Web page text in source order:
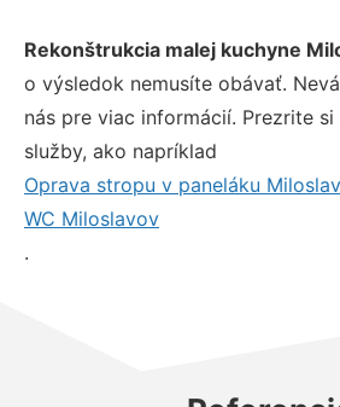
Rekonštrukcia malej kuchyne
o výsledok nemusíte obávať.
nás pre viac informácií. Prezrite si
služby, ako napríklad
Oprava stropu v paneláku
WC Miloslavov
.